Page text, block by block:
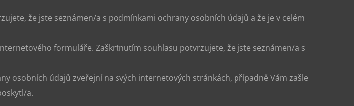
že jste seznámen/a s podmínkami ochrany osobních údajů a že je v celém
formuláře. Zaškrtnutím souhlasu potvrzujete, že jste seznámen/a s
osobních údajů zveřejní na svých internetových stránkách, případně Vám zašle
a.